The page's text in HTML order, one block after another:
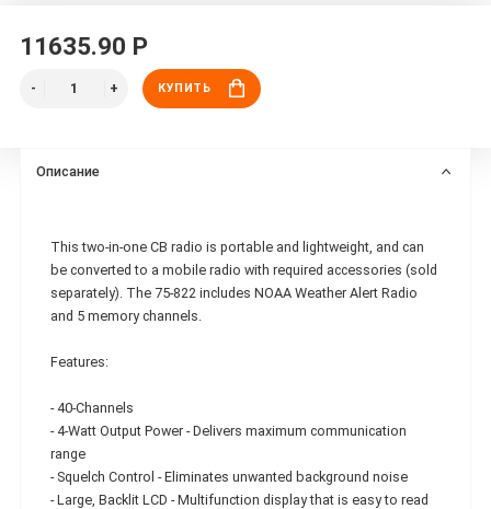
11635.90 Р
КУПИТЬ
Описание
This two-in-one CB radio is portable and lightweight, and can
be converted to a mobile radio with required accessories (sold
separately). The 75-822 includes NOAA Weather Alert Radio
and 5 memory channels.
Features:
- 40-Channels
- 4-Watt Output Power - Delivers maximum communication
range
- Squelch Control - Eliminates unwanted background noise
- Large, Backlit LCD - Multifunction display that is easy to read